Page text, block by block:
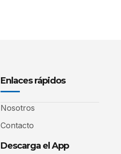
Enlaces rápidos
Nosotros
Contacto
Descarga el App